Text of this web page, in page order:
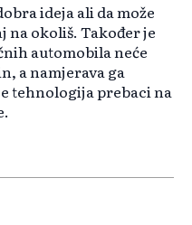
ideja ali da može
na okoliš. Također je
automobila neće
a namjerava ga
tehnologija prebaci na